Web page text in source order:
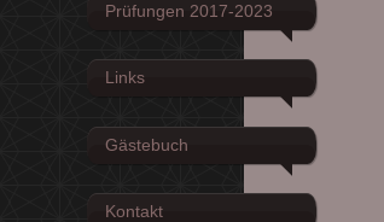
Prüfungen 2017-2023
Links
Gästebuch
Kontakt